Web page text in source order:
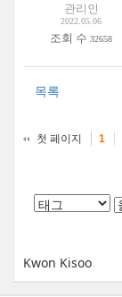
관리인
2022.05.06
조회 수 32658
목록
첫 페이지 1
Kwon Kisoo